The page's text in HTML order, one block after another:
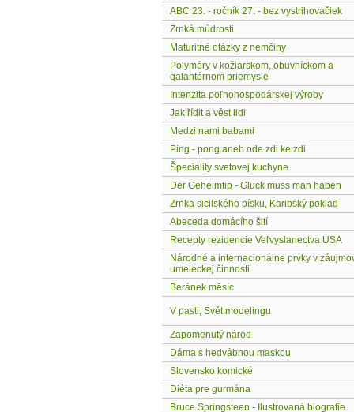
ABC 23. - ročník 27. - bez vystrihovačiek
Zrnká múdrosti
Maturitné otázky z nemčiny
Polyméry v kožiarskom, obuvníckom a
galantérnom priemysle
Intenzita poľnohospodárskej výroby
Jak řídit a vést lidi
Medzi nami babami
Ping - pong aneb ode zdi ke zdi
Špeciality svetovej kuchyne
Der Geheimtip - Gluck muss man haben
Zrnka sicilského písku, Karibský poklad
Abeceda domácího šití
Recepty rezidencie Veľvyslanectva USA
Národné a internacionálne prvky v
umeleckej činnosti
Beránek měsíc
V pasti, Svět modelingu
Zapomenutý národ
Dáma s hedvábnou maskou
Slovensko komické
Diéta pre gurmána
Bruce Springsteen - Ilustrovaná biografie